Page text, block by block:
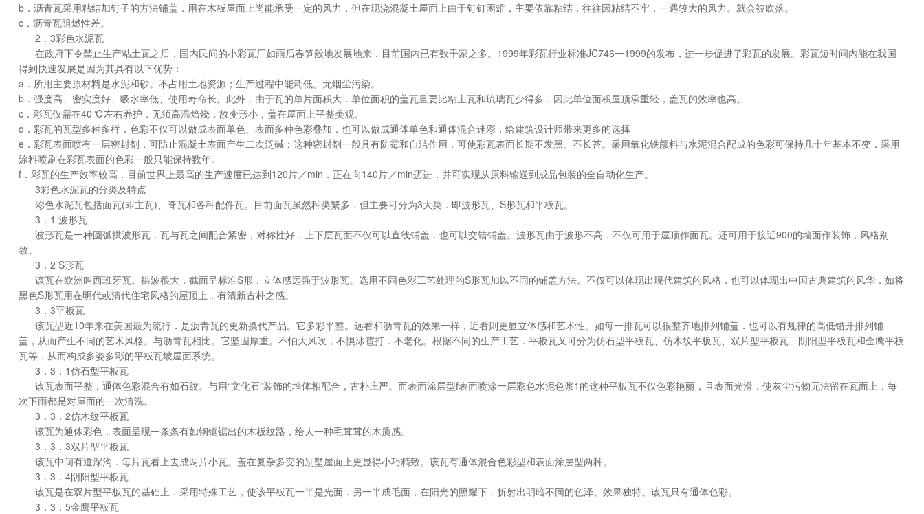
b．沥青瓦采用粘结加钉子的方法铺盖．用在木板屋面上尚能承受一定的风力．但在现浇混凝土屋面上由于钉钉困难，主要依靠粘结，往往因粘结不牢，一遇较大的风力。就会被吹落。
c．沥青瓦阻燃性差。
2．3彩色水泥瓦
在政府下令禁止生产粘土瓦之后．国内民间的小彩瓦厂如雨后春笋般地发展地来．目前国内已有数千家之多。1999年彩瓦行业标准JC746一1999的发布，进一步促进了彩瓦的发展。彩瓦短时间内能在我国
得到快速发展是因为其具有以下优势：
a．所用主要原材料是水泥和砂。不占用土地资源；生产过程中能耗低。无烟尘污染。
b．强度高、密实度好、吸水率低、使用寿命长。此外．由于瓦的单片面积大．单位面积的盖瓦量要比粘土瓦和琉璃瓦少得多．因此单位面积屋顶承重轻，盖瓦的效率也高。
c．彩瓦仅需在40℃左右养护．无须高温焙烧，故变形小，盖在屋面上平整美观。
d．彩瓦的瓦型多种多样．色彩不仅可以做成表面单色、表面多种色彩叠加．也可以做成通体单色和通体混合迷彩．给建筑设计师带来更多的选择
e．彩瓦表面喷有一层密封剂．可防止混凝土表面产生二次泛碱：这种密封剂一般具有防霉和自洁作用．可使彩瓦表面长期不发黑、不长苔。采用氧化铁颜料与水泥混合配成的色彩可保持几十年基本不变．采用
涂料喷刷在彩瓦表面的色彩一般只能保持数年。
f．彩瓦的生产效率较高．目前世界上最高的生产速度已达到120片／min．正在向140片／min迈进．并可实现从原料输送到成品包装的全自动化生产。
3彩色水泥瓦的分类及特点
彩色水泥瓦包括面瓦(即主瓦)、脊瓦和各种配件瓦。目前面瓦虽然种类繁多．但主要可分为3大类．即波形瓦、S形瓦和平板瓦。
3．1 波形瓦
波形瓦是一种圆弧拱波形瓦．瓦与瓦之间配合紧密，对称性好．上下层瓦面不仅可以直线铺盖．也可以交错铺盖。波形瓦由于波形不高．不仅可用于屋顶作面瓦。还可用于接近900的墙面作装饰，风格别
致。
3．2 S形瓦
该瓦在欧洲叫西班牙瓦。拱波很大．截面呈标准S形．立体感远强于波形瓦。选用不同色彩工艺处理的S形瓦加以不同的铺盖方法。不仅可以体现出现代建筑的风格．也可以体现出中国古典建筑的风华．如将
黑色S形瓦用在明代或清代住宅风格的屋顶上．有清新古朴之感。
3．3平板瓦
该瓦型近10年来在美国最为流行．是沥青瓦的更新换代产品。它多彩平整。远看和沥青瓦的效果一样，近看则更显立体感和艺术性。如每一排瓦可以很整齐地排列铺盖．也可以有规律的高低错开排列铺
盖，从而产生不同的艺术风格。与沥青瓦相比。它坚固厚重。不怕大风吹，不惧冰雹打．不老化。根据不同的生产工艺．平板瓦又可分为仿石型平板瓦、仿木纹平板瓦、双片型平板瓦、阴阳型平板瓦和金鹰平板
瓦等．从而构成多姿多彩的平板瓦坡屋面系统。
3．3．1仿石型平板瓦
该瓦表面平整，通体色彩混合有如石纹。与用“文化石”装饰的墙体相配合，古朴庄严。而表面涂层型f表面喷涂一层彩色水泥色浆1的这种平板瓦不仅色彩艳丽，且表面光滑．使灰尘污物无法留在瓦面上．每
次下雨都是对屋面的一次清洗。
3．3．2仿木纹平板瓦
该瓦为通体彩色．表面呈现一条条有如钢锯锯出的木板纹路，给人一种毛茸茸的木质感。
3．3．3双片型平板瓦
该瓦中间有道深沟．每片瓦看上去成两片小瓦。盖在复杂多变的别墅屋面上更显得小巧精致。该瓦有通体混合色彩型和表面涂层型两种。
3．3．4阴阳型平板瓦
该瓦是在双片型平板瓦的基础上．采用特殊工艺，使该平板瓦一半是光面．另一半成毛面，在阳光的照耀下．折射出明暗不同的色泽。效果独特。该瓦只有通体色彩。
3．3．5金鹰平板瓦